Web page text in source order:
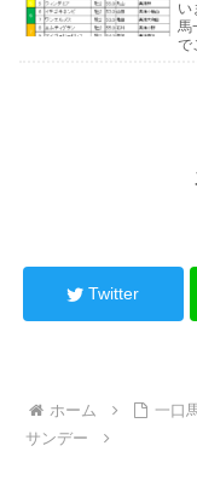
い
馬
で
Twitter
ホーム 一口
サンデー